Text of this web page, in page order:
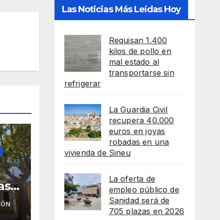
Las Noticias Más Leídas Hoy
Requisan 1.400
kilos de pollo en
mal estado al
transportarse sin
refrigerar
La Guardia Civil
recupera 40.000
euros en joyas
robadas en una
vivienda de Sineu
La oferta de
empleo público de
Sanidad será de
705 plazas en 2026